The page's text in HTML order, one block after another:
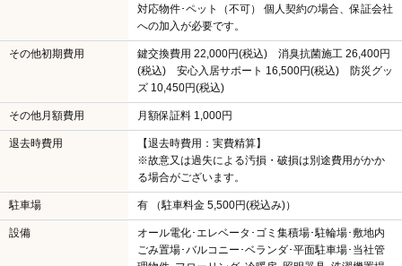
対応物件･ペット（不可） 個人契約の場合、保証会社
への加入が必要です。
その他初期費用
鍵交換費用 22,000円(税込) 消臭抗菌施工 26,400円
(税込) 安心入居サポート 16,500円(税込) 防災グッ
ズ 10,450円(税込)
その他月額費用 月額保証料 1,000円
退去時費用
【退去時費用：実費精算】
※故意又は過失による汚損・破損は別途費用がかか
る場合がございます。
駐車場 有 （駐車料金 5,500円(税込み)）
設備
オール電化･エレベータ･ゴミ集積場･駐輪場･敷地内
ごみ置場･バルコニー･ベランダ･平面駐車場･当社管